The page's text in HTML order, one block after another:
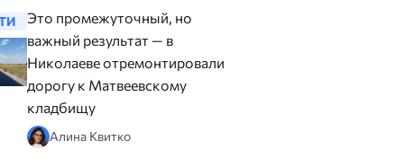
Это промежуточный, но
важный результат — в
Николаеве отремонтировали
дорогу к Матвеевскому
кладбищу
Алина Квитко